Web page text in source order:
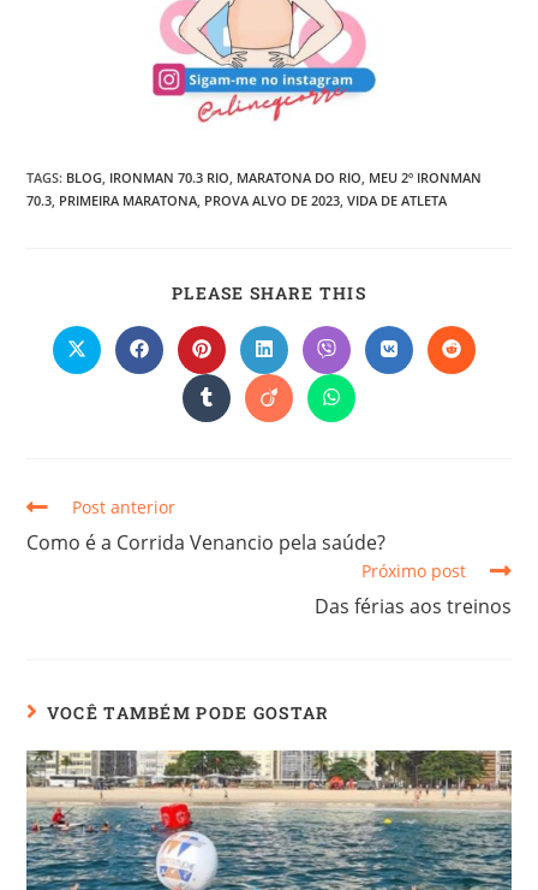
TAGS: BLOG, IRONMAN 70.3 RIO, MARATONA DO RIO, MEU 2º IRONMAN
70.3, PRIMEIRA MARATONA, PROVA ALVO DE 2023, VIDA DE ATLETA
PLEASE SHARE THIS
Post anterior
Como é a Corrida Venancio pela saúde?
Próximo post
Das férias aos treinos
VOCÊ TAMBÉM PODE GOSTAR